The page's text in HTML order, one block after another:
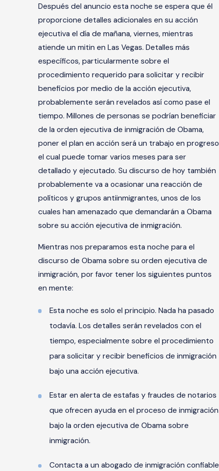
Después del anuncio esta noche se espera que él
proporcione detalles adicionales en su acción
ejecutiva el día de mañana, viernes, mientras
atiende un mitin en Las Vegas. Detalles más
específicos, particularmente sobre el
procedimiento requerido para solicitar y recibir
beneficios por medio de la acción ejecutiva,
probablemente serán revelados así como pase el
tiempo. Millones de personas se podrían beneficiar
de la orden ejecutiva de inmigración de Obama,
poner el plan en acción será un trabajo en progreso
el cual puede tomar varios meses para ser
detallado y ejecutado. Su discurso de hoy también
probablemente va a ocasionar una reacción de
políticos y grupos antiinmigrantes, unos de los
cuales han amenazado que demandarán a Obama
sobre su acción ejecutiva de inmigración.
Mientras nos preparamos esta noche para el
discurso de Obama sobre su orden ejecutiva de
inmigración, por favor tener los siguientes puntos
en mente:
Esta noche es solo el principio. Nada ha pasado
todavía. Los detalles serán revelados con el
tiempo, especialmente sobre el procedimiento
para solicitar y recibir beneficios de inmigración
bajo una acción ejecutiva.
Estar en alerta de estafas y fraudes de notarios
que ofrecen ayuda en el proceso de inmigración
bajo la orden ejecutiva de Obama sobre
inmigración.
Contacta a un abogado de inmigración confiable